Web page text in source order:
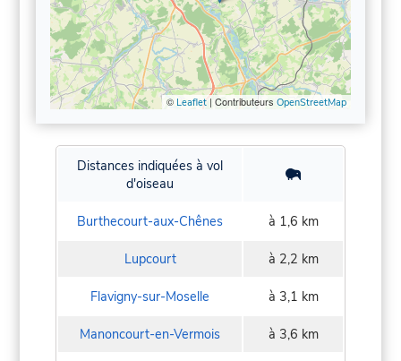
© Leaflet| Contributeurs OpenStreetMap
Distances indiquées à vol
d'oiseau
Burthecourt-aux-Chênes à 1,6 km
Lupcourt à 2,2 km
Flavigny-sur-Moselle à 3,1 km
Manoncourt-en-Vermois à 3,6 km